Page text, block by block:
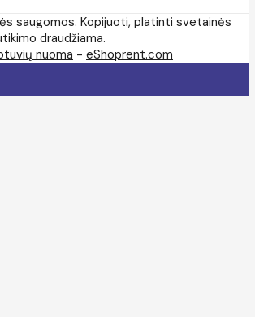
saugomos. Kopijuoti, platinti svetainės
draudžiama.
nuoma - eShoprent.com